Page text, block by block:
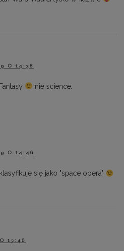
O 14:38
nie science.
O 14:46
się jako "space opera"
13:46